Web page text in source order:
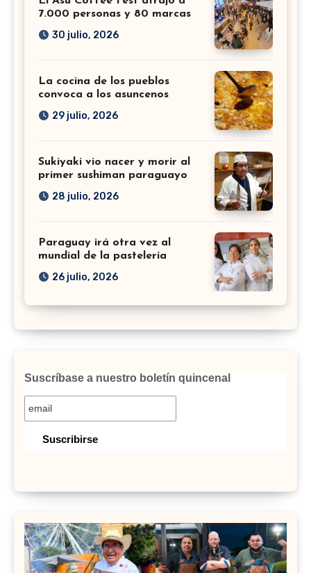
7.000 personas y 80 marcas
30 julio, 2026
La cocina de los pueblos
convoca a los asuncenos
29 julio, 2026
Sukiyaki vio nacer y morir al
primer sushiman paraguayo
28 julio, 2026
Paraguay irá otra vez al
mundial de la pastelería
26 julio, 2026
Suscríbase a nuestro boletín quincenal